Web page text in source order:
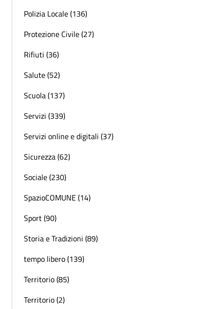
Polizia Locale (136)
Protezione Civile (27)
Rifiuti (36)
Salute (52)
Scuola (137)
Servizi (339)
Servizi online e digitali (37)
Sicurezza (62)
Sociale (230)
SpazioCOMUNE (14)
Sport (90)
Storia e Tradizioni (89)
tempo libero (139)
Territorio (85)
Territorio (2)